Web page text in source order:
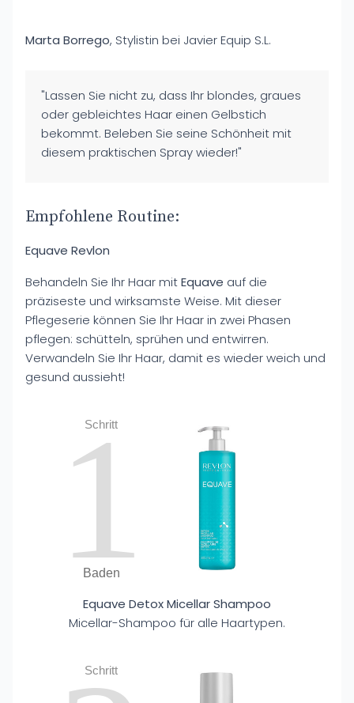
Marta Borrego, Stylistin bei Javier Equip S.L.
"Lassen Sie nicht zu, dass Ihr blondes, graues
oder gebleichtes Haar einen Gelbstich
bekommt. Beleben Sie seine Schönheit mit
diesem praktischen Spray wieder!"
Empfohlene Routine:
Equave Revlon
Behandeln Sie Ihr Haar mitEquave auf die
präziseste und wirksamste Weise. Mit dieser
Pflegeserie können Sie Ihr Haar in zwei Phasen
pflegen: schütteln, sprühen und entwirren.
Verwandeln Sie Ihr Haar, damit es wieder weich und
gesund aussieht!
Schritt
1
Baden
Equave Detox Micellar Shampoo
Micellar-Shampoo für alle Haartypen.
Schritt